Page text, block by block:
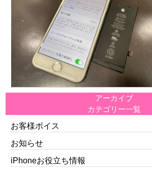
アーカイブ
カテゴリー一覧
お客様ボイス
お知らせ
iPhoneお役立ち情報